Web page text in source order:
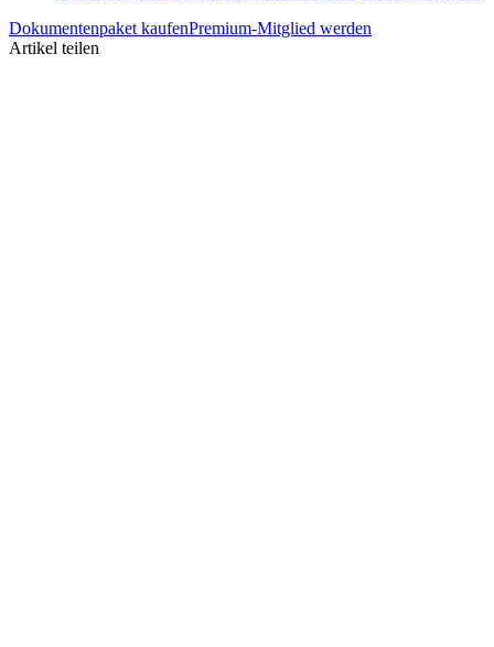
Dokumentenpaket kaufenPremium-Mitglied werden
Artikel teilen